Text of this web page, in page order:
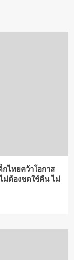
ไทยคว้าโอกาส
ม่ต้องชดใช้คืน ไม่